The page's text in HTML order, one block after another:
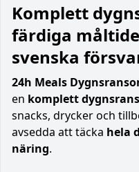
Komplett
färdiga
svenska
24h Meals
en komplett
snacks, drycker och
avsedda att täcka hela
näring.